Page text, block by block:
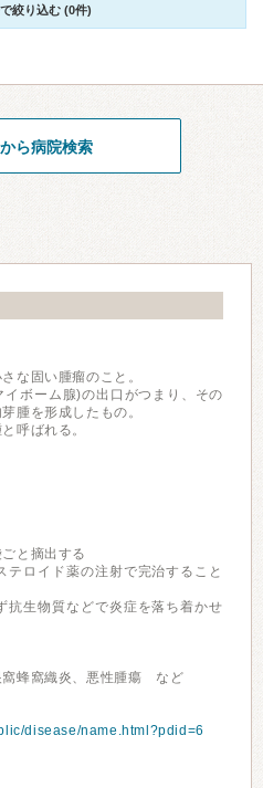
絞り込む (0件)
ら病院検索
な固い腫瘤のこと。
ボーム腺)の出口がつまり、その
腫を形成したもの。
呼ばれる。
と摘出する
ロイド薬の注射で完治すること
生物質などで炎症を落ち着かせ
窩蜂窩織炎、悪性腫瘍 など
disease/name.html?pdid=6